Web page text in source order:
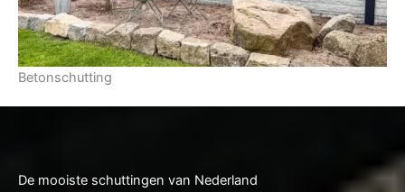
Betonschutting
De mooiste schuttingen van Nederland